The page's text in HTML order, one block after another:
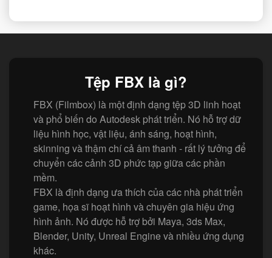
Tệp FBX là gì?
FBX (Filmbox) là một định dạng tệp 3D linh hoạt
và phổ biến do Autodesk phát triển. Nó hỗ trợ dữ
liệu hình học, vật liệu, ánh sáng, hoạt hình,
skinning và thậm chí cả âm thanh - rất lý tưởng để
chuyển các cảnh 3D phức tạp giữa các phần
mềm.
FBX là định dạng ưa thích của các nhà phát triển
game, họa sĩ hoạt hình và chuyên gia hiệu ứng
hình ảnh. Nó được hỗ trợ bởi Maya, 3ds Max,
Blender, Unity, Unreal Engine và nhiều ứng dụng
khác.